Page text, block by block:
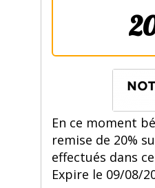
En ce moment
remise de 20%
effectués dans
Expire le 09/08/